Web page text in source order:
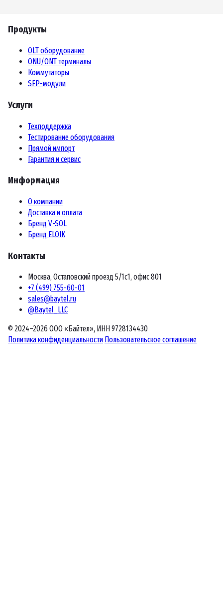
Продукты
OLT оборудование
ONU/ONT терминалы
Коммутаторы
SFP-модули
Услуги
Техподдержка
Тестирование оборудования
Прямой импорт
Гарантия и сервис
Информация
О компании
Доставка и оплата
Бренд V-SOL
Бренд ELOIK
Контакты
Москва, Остаповский проезд 5/1с1, офис 801
+7 (499) 755-60-01
sales@baytel.ru
@Baytel_LLC
© 2024–2026 ООО «Байтел», ИНН 9728134430
Политика конфиденциальности Пользовательское соглашение